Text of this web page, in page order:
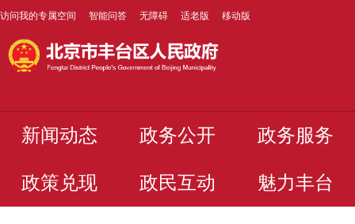
访问我的专属空间 智能问答 无障碍 适老版 移动版
新闻动态 政务公开 政务服务
政策兑现 政民互动 魅力丰台